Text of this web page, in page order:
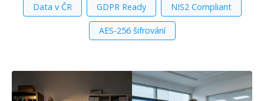
Data v ČR GDPR Ready NIS2 Compliant
AES-256 šifrování